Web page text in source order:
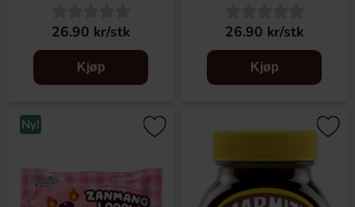
26.90 kr/stk
Kjøp
26.90 kr/stk
Kjøp
Ny!